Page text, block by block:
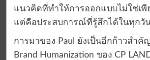
แนวคิดที่ทำให้การออกแบบไม่ใช่เพี
แต่คือประสบการณ์ที่รู้สึกได้ในทุกวั
การมาของ Paul ยังเป็นอีกก้าวสำคั
Brand Humanization ของ CP